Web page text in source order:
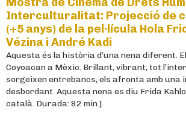
Interculturalitat: Projecció de
(+5 anys) de la pel·lícula Hola
Vézina i André Kadi
Aquesta és la història d’una nena diferent.
Coyoacan a Mèxic. Brillant, vibrant, tot
sorgeixen entrebancs, els afronta amb una
desbordant. Aquesta nena es diu Frida
català. Durada: 82 min.]